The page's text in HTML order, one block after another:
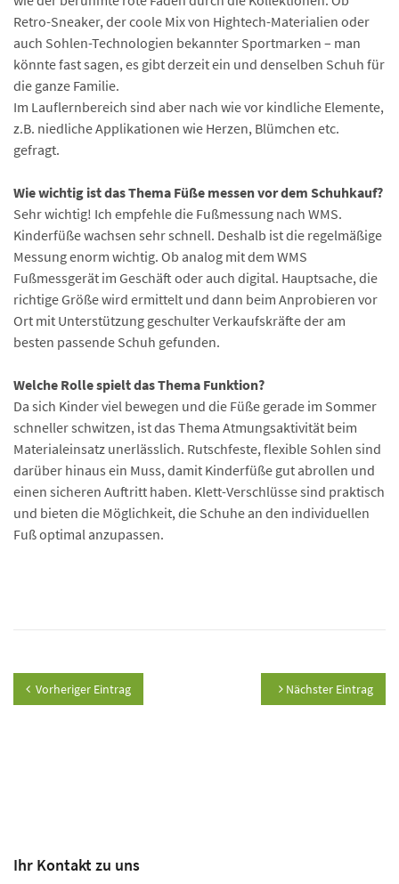
Retro-Sneaker, der coole Mix von Hightech-Materialien oder
auch Sohlen-Technologien bekannter Sportmarken – man
könnte fast sagen, es gibt derzeit ein und denselben Schuh für
die ganze Familie.
Im Lauflernbereich sind aber nach wie vor kindliche Elemente,
z.B. niedliche Applikationen wie Herzen, Blümchen etc.
gefragt.
Wie wichtig ist das Thema Füße messen vor dem Schuhkauf?
Sehr wichtig! Ich empfehle die Fußmessung nach WMS.
Kinderfüße wachsen sehr schnell. Deshalb ist die regelmäßige
Messung enorm wichtig. Ob analog mit dem WMS
Fußmessgerät im Geschäft oder auch digital. Hauptsache, die
richtige Größe wird ermittelt und dann beim Anprobieren vor
Ort mit Unterstützung geschulter Verkaufskräfte der am
besten passende Schuh gefunden.
Welche Rolle spielt das Thema Funktion?
Da sich Kinder viel bewegen und die Füße gerade im Sommer
schneller schwitzen, ist das Thema Atmungsaktivität beim
Materialeinsatz unerlässlich. Rutschfeste, flexible Sohlen sind
darüber hinaus ein Muss, damit Kinderfüße gut abrollen und
einen sicheren Auftritt haben. Klett-Verschlüsse sind praktisch
und bieten die Möglichkeit, die Schuhe an den individuellen
Fuß optimal anzupassen.
Vorheriger Eintrag Nächster Eintrag
Ihr Kontakt zu uns